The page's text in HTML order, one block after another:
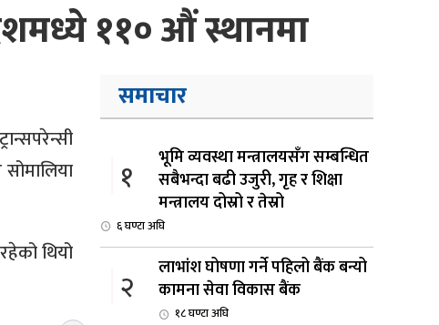
११० औं स्थानमा
थियो
समाचार
१
भूमि व्यवस्था मन्त्रालयसँग सम्बन्धित
सबैभन्दा बढी उजुरी, गृह र शिक्षा
मन्त्रालय दोस्रो र तेस्रो
६ घण्टा अघि
२
लाभांश घोषणा गर्ने पहिलो बैंक बन्यो
कामना सेवा विकास बैंक
१८ घण्टा अघि